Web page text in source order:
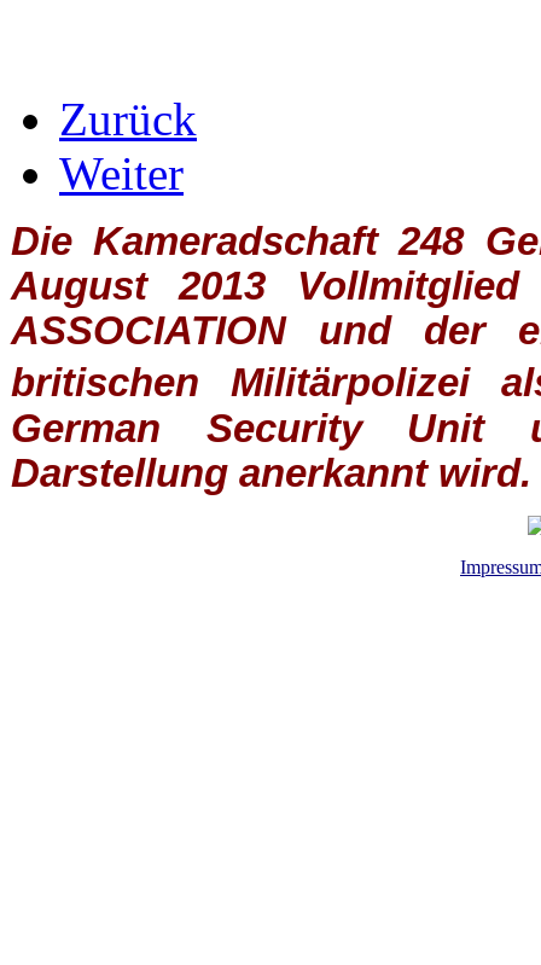
Zurück
Weiter
Die Kameradschaft 248
August 2013
ASSOCIATIONund der
britischen
Militärpolizei
German Security Unit
Darstellung anerkannt wird.